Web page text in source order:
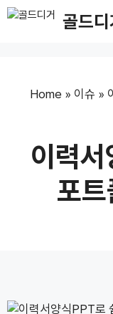
Skip
골드디
Home » 이슈 »
이력서
포트